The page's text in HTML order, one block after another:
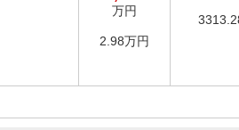
万円
2.98万円